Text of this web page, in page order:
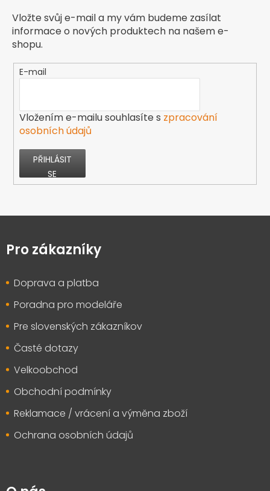
Vložte svůj e-mail a my vám budeme zasílat
informace o nových produktech na našem e-
shopu.
E-mail
Vložením e-mailu souhlasíte s zpracování
osobních údajů
PŘIHLÁSIT
SE
Z
pPro zákazníky
Doprava a platba
Poradna pro modeláře
Pre slovenských zákazníkov
Časté dotazy
Velkoobchod
Obchodní podmínky
Reklamace / vrácení a výměna zboží
Ochrana osobních údajů